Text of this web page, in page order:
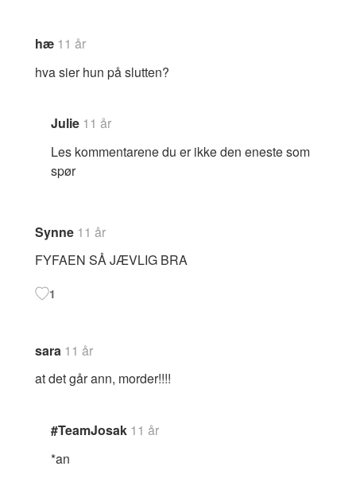
hæ 11 år
hva sier hun på slutten?
Julie 11 år
Les kommentarene du er ikke den eneste som
spør
Synne 11 år
FYFAEN SÅ JÆVLIG BRA
1
sara 11 år
at det går ann, morder!!!!
#TeamJosak 11 år
*an